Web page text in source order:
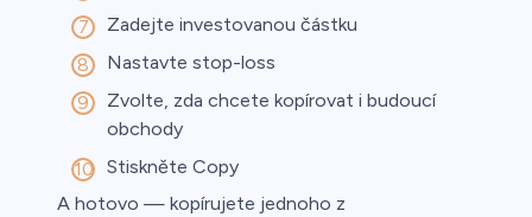
Zadejte investovanou částku
Nastavte stop-loss
Zvolte, zda chcete kopírovat i budoucí
obchody
Stiskněte Copy
A hotovo — kopírujete jednoho z